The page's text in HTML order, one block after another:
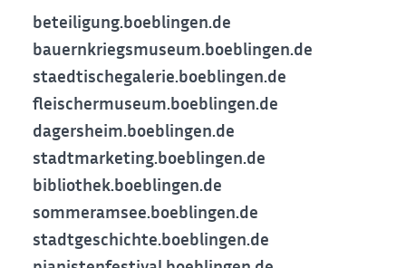
beteiligung.boeblingen.de
bauernkriegsmuseum.boeblingen.de
staedtischegalerie.boeblingen.de
fleischermuseum.boeblingen.de
dagersheim.boeblingen.de
stadtmarketing.boeblingen.de
bibliothek.boeblingen.de
sommeramsee.boeblingen.de
stadtgeschichte.boeblingen.de